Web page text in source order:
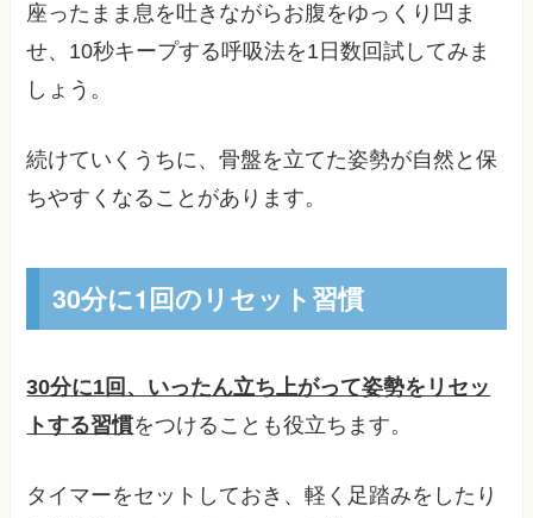
座ったまま息を吐きながらお腹をゆっくり凹ま
せ、10秒キープする呼吸法を1日数回試してみま
しょう。
続けていくうちに、骨盤を立てた姿勢が自然と保
ちやすくなることがあります。
30分に1回のリセット習慣
30分に1回、いったん立ち上がって姿勢をリセッ
トする習慣をつけることも役立ちます。
タイマーをセットしておき、軽く足踏みをしたり